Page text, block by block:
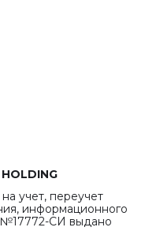
учет, переучет
информационного
№17772-СИ выдано